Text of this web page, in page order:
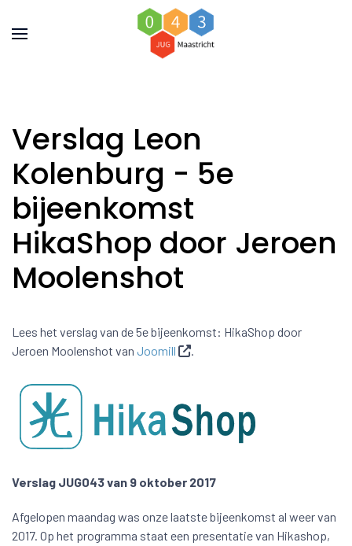
Verslag Leon
Kolenburg - 5e
bijeenkomst
HikaShop door Jeroen
Moolenshot
Lees het verslag van de 5e bijeenkomst: HikaShop door
Jeroen Moolenshot van Joomill .
Verslag JUG043 van 9 oktober 2017
Afgelopen maandag was onze laatste bijeenkomst al weer van
2017. Op het programma staat een presentatie van Hikashop,